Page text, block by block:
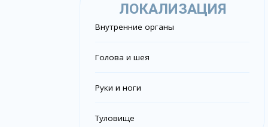
ЛОКАЛИЗАЦИЯ
Внутренние органы
Голова и шея
Руки и ноги
Туловище